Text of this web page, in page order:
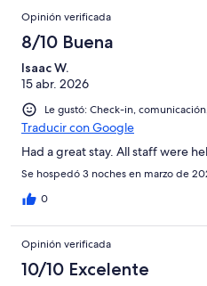
Opinión verificada
8/10 Buena
Isaac W.
15 abr. 2026
Le gustó: Check-in,
Traducir con Google
Had a great stay. All staff were
Se hospedó 3 noches en marzo de
0
Opinión verificada
10/10 Excelente